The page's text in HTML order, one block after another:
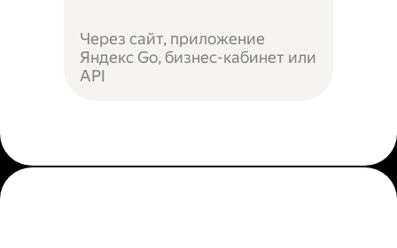
Через сайт, приложение
Яндекс Go, бизнес-кабинет или
API